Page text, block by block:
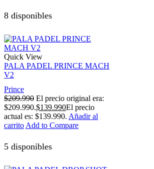
8 disponibles
Quick View
PALA PADEL PRINCE MACH
V2
Prince
$209.990 El precio original era:
$209.990.$139.990El precio
actual es: $139.990. Añadir al
carritoAdd to Compare
5 disponibles